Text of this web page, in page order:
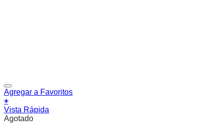
Agregar a Favoritos
+
Vista Rápida
Agotado